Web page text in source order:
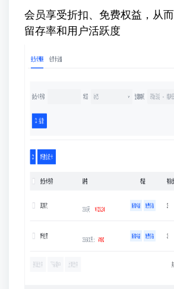
会员享受折扣、免费权益，从而
留存率和用户活跃度